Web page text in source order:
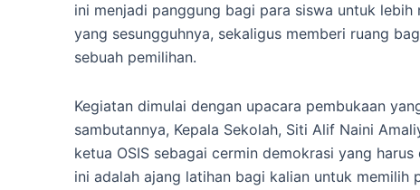
ini menjadi panggung bagi para siswa untuk
yang sesungguhnya, sekaligus memberi ruang
sebuah pemilihan.
Kegiatan dimulai dengan upacara pembukaan
sambutannya, Kepala Sekolah, Siti Alif Naini
ketua OSIS sebagai cermin demokrasi yang
ini adalah ajang latihan bagi kalian untuk